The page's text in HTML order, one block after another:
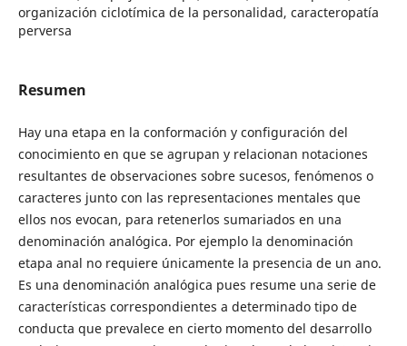
organización ciclotímica de la personalidad, caracteropatía
perversa
Resumen
Hay una etapa en la conformación y configuración del
conocimiento en que se agrupan y relacionan notaciones
resultantes de observaciones sobre sucesos, fenómenos o
caracteres junto con las representaciones mentales que
ellos nos evocan, para retenerlos sumariados en una
denominación analógica. Por ejemplo la denominación
etapa anal no requiere únicamente la presencia de un ano.
Es una denominación analógica pues resume una serie de
características correspondientes a determinado tipo de
conducta que prevalece en cierto momento del desarrollo